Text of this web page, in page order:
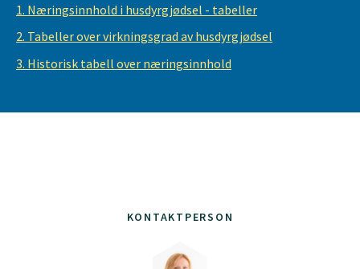
KONTAKTPERSON
1. Næringsinnhold i husdyrgjødsel - tabeller
2. Tabeller over virkningsgrad av husdyrgjødsel
3. Historisk tabell over næringsinnhold